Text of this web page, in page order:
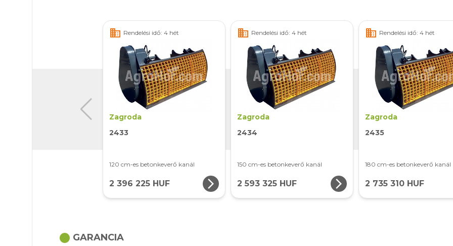
business Rendelési idő: 4 hét
Zagroda
2433
120 cm-es betonkeverő kanál
2 396 225 HUF arrow_forward_ios
business Rendelési idő: 4 hét
Zagroda
2434
150 cm-es betonkeverő kanál
2 593 325 HUF arrow_forward_ios
business Rendelési idő: 4 hét
Zagroda
2435
180 cm-es betonkeverő kanál
2 735 310 HUF
circle GARANCIA